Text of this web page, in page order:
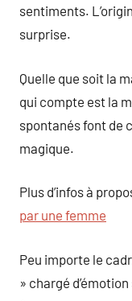
sentiments.
surprise.
Quelle que soit la
qui compte est la
spontanés font de
magique.
Plus d’infos à
par une femme
Peu importe le
» chargé